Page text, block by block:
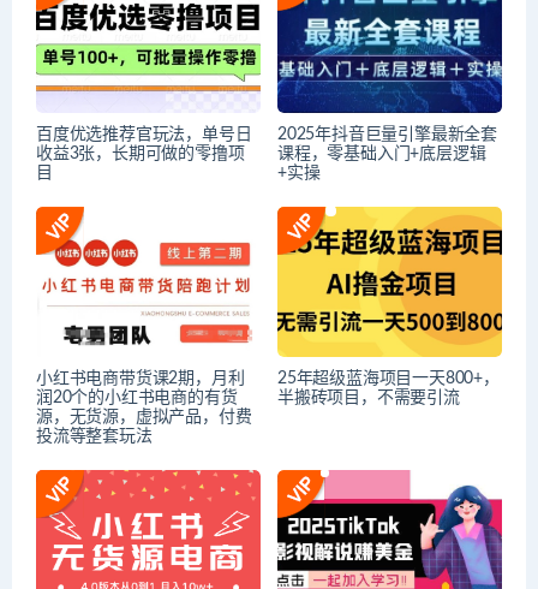
百度优选推荐官玩法，单号日
收益3张，长期可做的零撸项
目
2025年抖音巨量引擎最新全套
课程，零基础入门+底层逻辑
+实操
小红书电商带货课2期，月利
润20个的小红书电商的有货
源，无货源，虚拟产品，付费
投流等整套玩法
25年超级蓝海项目一天800+，
半搬砖项目，不需要引流